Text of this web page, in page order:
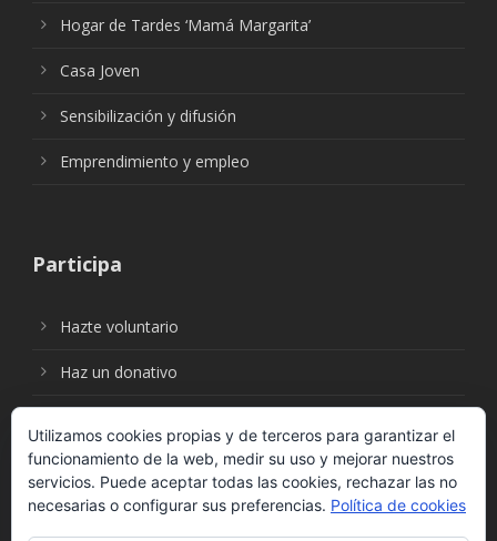
Hogar de Tardes ‘Mamá Margarita’
Casa Joven
Sensibilización y difusión
Emprendimiento y empleo
Participa
Hazte voluntario
Haz un donativo
Síguenos en:
Utilizamos cookies propias y de terceros para garantizar el
funcionamiento de la web, medir su uso y mejorar nuestros
servicios. Puede aceptar todas las cookies, rechazar las no
necesarias o configurar sus preferencias. Política de cookies